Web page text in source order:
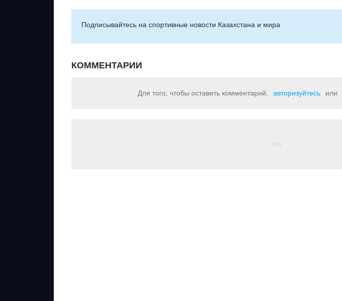
Подписывайтесь на cпортивные новости Казахстана и мира
КОММЕНТАРИИ
Для того, чтобы оставить комментарий, авторизуйтесь или